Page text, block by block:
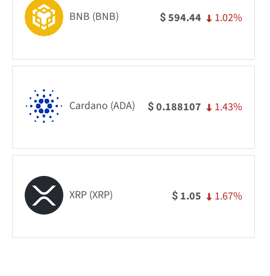
BNB (BNB) $594.44 1.02%
Cardano (ADA) $0.188107 1.43%
XRP (XRP) $ 1.05 1.67%